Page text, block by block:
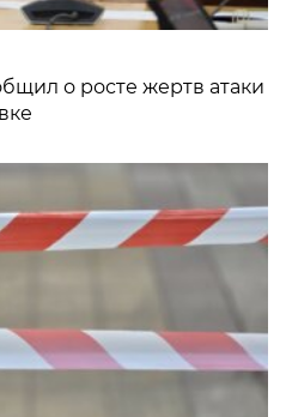
о росте жертв атаки